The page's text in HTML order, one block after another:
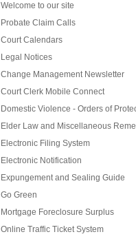
Welcome to our site
Probate Claim Calls
Court Calendars
Legal Notices
Change Management Newsletter
Court Clerk Mobile Connect
Domestic Violence - Orders of
Elder Law and Miscellaneous
Electronic Filing System
Electronic Notification
Expungement and Sealing Guide
Go Green
Mortgage Foreclosure Surplus
Online Traffic Ticket System